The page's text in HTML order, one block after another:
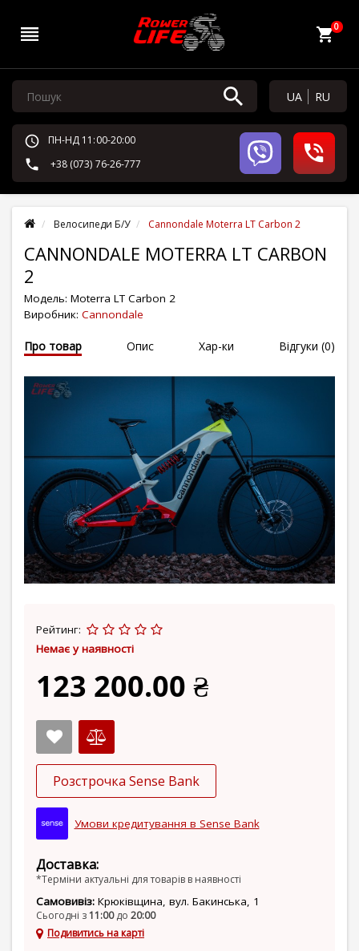
0
UA RU
ПН-НД 11:00-20:00
+38 (073) 76-26-777
Велосипеди Б/У Cannondale Moterra LT Carbon 2
CANNONDALE MOTERRA LT CARBON
2
Модель: Moterra LT Carbon 2
Виробник: Cannondale
Про товар Опис Хар-ки Відгуки (0)
Немає у наявності
Рейтинг:
123 200.00 ₴
Розстрочка Sense Bank
Умови кредитування в Sense Bank
Доставка:
*Терміни актуальні для товарів в наявності
Самовивіз: Крюківщина, вул. Бакинська, 1
Сьогодні з11:00до 20:00
Подивитись на карті